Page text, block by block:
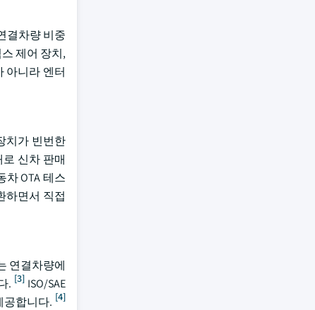
결차량 비중
제어 장치,
아니라 엔터
치가 빈번한
신차 판매
OTA 테스
하면서 직접
연결차량에
. [3] ISO/SAE
공합니다. [4]